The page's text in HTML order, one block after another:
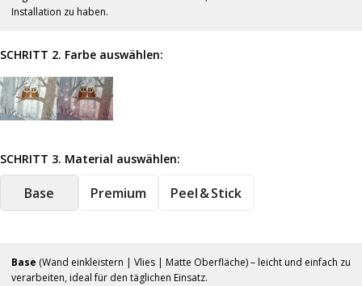
Installation zu haben.
SCHRITT 2. Farbe auswählen:
SCHRITT 3. Material auswählen:
Base Premium Peel & Stick
Base (Wand einkleistern | Vlies | Matte Oberfläche) – leicht und einfach zu
verarbeiten, ideal für den täglichen Einsatz.